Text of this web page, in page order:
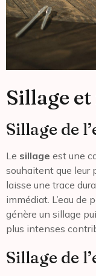
Sillage
Sillage de
Le sillage est une
souhaitent que leur
laisse une trace
immédiat. L’eau de
génère un sillage
plus intenses
Sillage de